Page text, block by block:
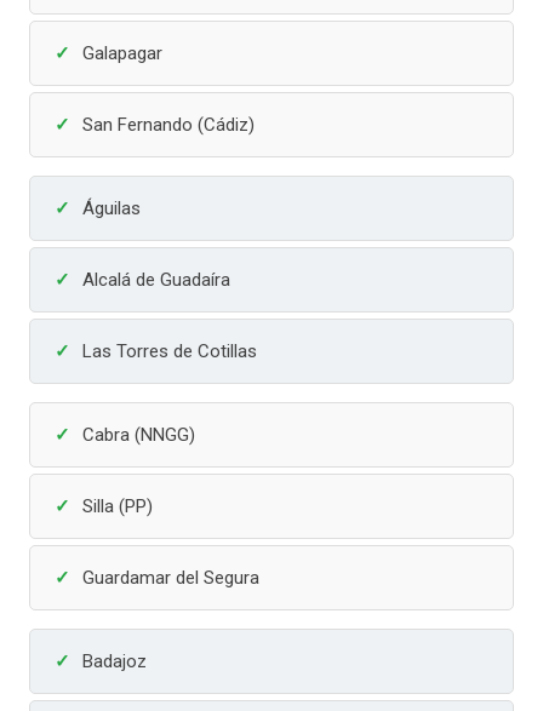
Galapagar
San Fernando (Cádiz)
Águilas
Alcalá de Guadaíra
Las Torres de Cotillas
Cabra (NNGG)
Silla (PP)
Guardamar del Segura
Badajoz